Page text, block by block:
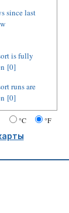
since last
is fully
[0]
runs are
[0]
°C °F